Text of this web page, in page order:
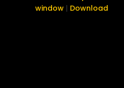
window| Download